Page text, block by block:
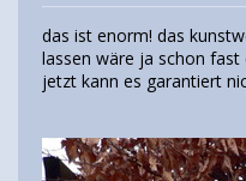
das ist enorm! das
lassen wäre ja schon
jetzt kann es garantiert